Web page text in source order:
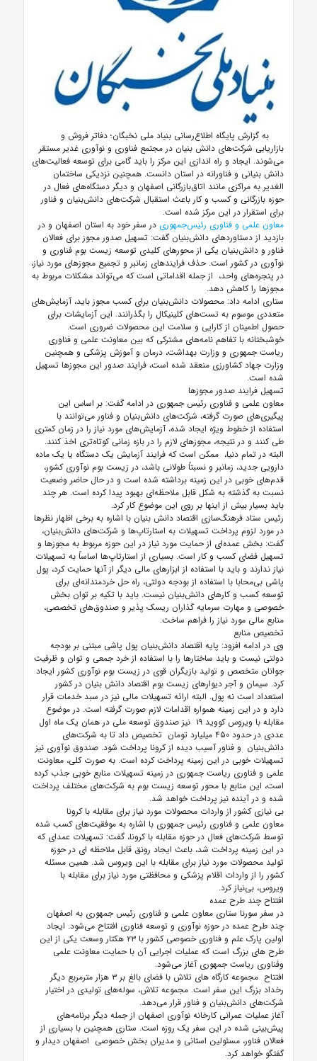
به گزارش پایگاه اطلاع‌رسانی بنیاد ملی نخبگان؛ دفاتر فروش و
بازاریابی شرکت‌های دانش بنیان در مجتمع فناوری و نوآوری غدیر مستقر
می‌شوند. ایجاد و راه اندازی این مرکز را باید گامی برای توسعه فعالیت‌های
دانش بنیانی و فناورانه در استان دانست. همچنین نزدیکی ساختمان
الغدیر به مراکزی مانند اتاق‌بازرگانی اصفهان و دیگر دستگاه‌های فعال در
حوزه بازرگانی و کسب و کار باعث استقبال شرکت‌های دانش‌بنیان و فناور
برای استقرار در این مرکز شده است.
معاون علمی و فناوری رئیس‌جمهوری در سفر خود به استان اصفهان و در
بازدید از دستاوردهای دا‌نش‌بنیان گفت: تسهیل صدور مجوز برای فعالان
فناور و دانش‌بنیان یکی از محورهای کلیدی توسعه زیست بوم فناوری و
نوآوری در کشور است. حذف فرایندهای زمانبر و تجمیع مجوزهای مورد نیاز،
در پنجره‌های واحد، از جمله اقداماتی است که می‌تواند مشکلات مربوط به
مجوزها را کاهش دهد.
ستاری ادامه داد: محصولات دانش‌بنیان برای کسب مجوز باید، آزمایش‌های
متعددی موسوم به تست‌های کلینیکال را بگذرانند. این آزمایشات برای
حصول اطمینان از کارایی و سلامت این محصولات ضروری است.
خوشبختانه با تفاهم نامه‌های مشترکی که بین معاونت علمی و فناوری
ریاست جمهوری و وزارت بهداشت، درمان و آموزش پزشکی و همچنین
وزارت جهاد کشاورزی منعقد شده است، فرایند صدور این مجوزها تسهیل
شده است.
تسهیل فرایند صدور مجوزها
معاون علمی و فناوری رئیس جمهوری در ادامه گفت: بر اساس این
پیگیری‌های صورت گرفته، شرکت‌های دانش‌بنیان و فناور می‌توانند با
استفاده از خطوط ویژه ایجاد شده، آزمایش‌های مورد نیاز را در زمان کمتری
طی کنند و در نتیجه، مجوزهای لازم را در بازه زمانی کوتاه‌تری اخذ کنند.
البته در تمام دنیا، ممکن است که فرایند آزمایش یک دستگاه یا یک ماده
دارویی جدید، زمانبر و نسبتاً طولانی باشد، در زیست بوم نوآوری کشور،
قدم‌های خوبی در این زمینه برداشته شده است و در حال حاضر وضعیت
نسبت به گذشته به شکل قابل ملاحظه‌ای بهبود پیدا کرده است. هر چند
باید بسیار بیش از اینها بر روی این موضوع کار کرد.
رئیس ستاد فرهنگ‌سازی اقتصاد دانش بنیان با اشاره به برخی اظهار نظرها
در مورد لزوم پرداخت تسهیلات به استارتاپ‌ها و شرکت‌های دانش‌بنیان،
گفت: بخش عمده‌‎ای از حمایت مورد نیاز در این حوزه مربوط به مجوزها و
تسهیل فضای کسب و کار است. بسیاری از استارتاپ‌ها اساساً به تسهیلات
نیاز ندارند و باید با استفاده از ابزارهای مالی دیگر از آنها حمایت کرد، پول
پاشی بی‌محابا با استفاده از بودجه دولتی، راه حل خردمندانه‌ای برای
توسعه کسب و کارهای دانش‌بنیان نیست. باید با تکیه بر توان بخش
خصوصی و مهارت سرمایه گذاران ریسک پذیر و صندوق‌های تخصصی،
منابع مالی مورد نیاز را فراهم ساخت.
تخصیص منابع
وی در ادامه افزود: پایه اقتصاد دانش‌بنیان پول پاشی مبتنی بر بودجه
دولتی نیست و باید ساختارها را با استفاده از خرد جمعی و توان و ظرفیت
جوانان متخصص و تولید بازیگران قوی در زیست بوم نوآوری کشور ایجاد
کرد. سیمان و آجر دیوارهای زیست بوم اقتصاد دانش بنیان در کشور
استعداد است نه پول. البته ارائه تسهیلات مالی نیز در سبد خدمات قرار
دارد و در این زمینه همواره اقدامات لازم صورت گرفته است. در موضوع
مقابله با ویروس کووید ۱۹ نیز صندوق توسعه ملی در همان یک ماه اول
عددی در حدود ۴۵۰ میلیارد تومان تخصیص داد تا به شرکت‌های
دانش‌بنیان و فناور آسیب دیده از کرونا پرداخت شود. صندوق نوآوری نیز
تسهیلات خوبی در این زمینه پرداخت کرده است. به صورت کلی، معاونت
علمی و فناوری ریاست جمهوری در زمینه تسهیلات منابع خوبی جذب کرده
است، این منابع با محور توسعه زیست بوم به شرکت‌های مختلف پرداخت
شده و در آینده نیز پرداخت خواهد شد.
بی نیازی کشور از واردات محصولات مورد نیاز برای مقابله با کرونا
معاون علمی و فناوری رئیس جمهوری با اشاره به موفقیت‌های کسب شده
توسط شرکت‌های فعال در حوزه مقابله با کرونا، گفت: تسهیلات عمدای که
در این زمینه پرداخت شد، باعث ایجاد رونق قابل ملاحظه ای در حوزه
تولید محصولات مورد نیاز برای مقابله با این ویروس شد. همین مسئله
کشور را از واردات اقلام پزشکی و محافظتی مورد نیاز برای مقابله با
ویروس، بی‌نیاز کرد.
افتتاح چند طرح عمده
در سفر سورنا ستاری معاون علمی و فناوری رئیس جمهوری به اصفهان
چند طرح عمده در حوزه نوآوری و توسعه فناوری افتتاح می‌شود. ایجاد
اولین پارک علم و فناوری خصوصی کشور با ۲۳ هکتار وسعت یکی از این
طرح های بزرگ است که عملیات اجرایی آن با حمایت معاونت علمی
و‌فناوری ریاست جمهوری آغاز می‌شود.
افتتاح مجموعه کارگاه های تلاش با فضای بالغ بر ۳ هزار متر‌مربع دیگر
رخداد بزرگ این سفر است. مجموعه تلاش، سوله‌های تولیدی در اختیار
شرکت‌های دانش‌بنیان و فناور قرار می‌دهد.
آغاز عملیات عمرانی کارخانه نوآوری اصفهان از جمله دیگر برنامه‌های
پیش‌بینی شده در این سفر یک روزه است. ستاری همچنین با بسیاری از
فعالان فناور، مسئولین استانی و مدیران بخش خصوصی اصفهان دیدار و
گفتگو خواهد کرد.